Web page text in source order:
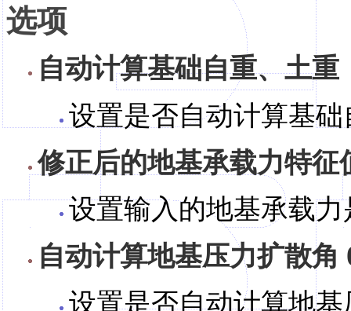
选项
自动计算基础自重、土重
设置是否自动计算基
修正后的地基承载力特征
设置输入的地基承载
自动计算地基压力扩散角
设置是否自动计算地